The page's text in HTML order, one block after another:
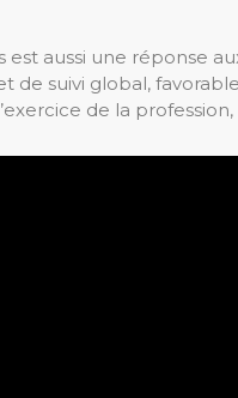
aussi une réponse
de suivi global,
de la